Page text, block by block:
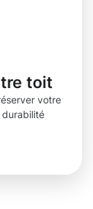
toit
votre
durabilité